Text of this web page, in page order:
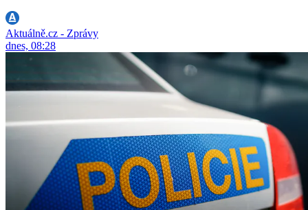
Aktuálně.cz - Zprávy
dnes, 08:28